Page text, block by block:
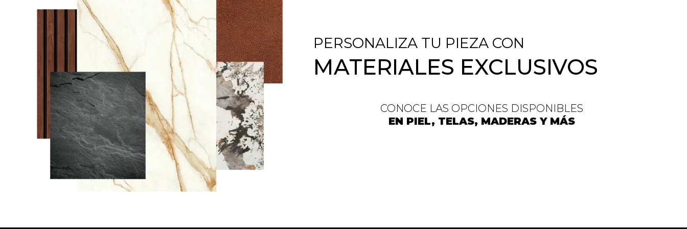
PERSONALIZA TU PIEZA CON
MATERIALES EXCLUSIVOS
CONOCE LAS OPCIONES DISPONIBLES
EN PIEL, TELAS, MADERAS Y MÁS